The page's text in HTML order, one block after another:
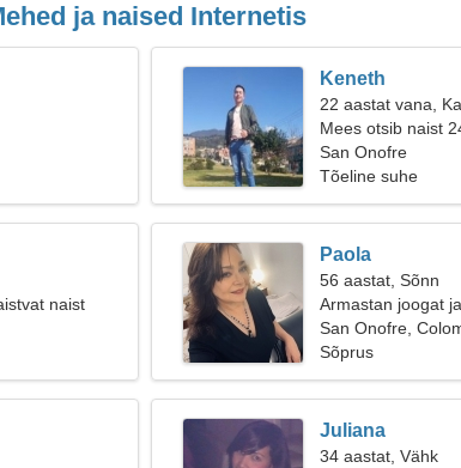
ja naised Internetis
Keneth
22 aastat vana,
Mees otsib naist
San Onofre
Tõeline suhe
naist
Paola
56 aastat, Sõnn
Armastan joogat
San Onofre,
Sõprus
Juliana
34 aastat, Vähk